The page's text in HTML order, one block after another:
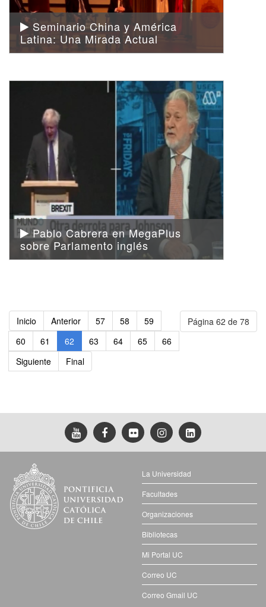
Seminario China y América
Latina: Una Mirada Actual
Pablo Cabrera en MegaPlus
sobre Parlamento inglés
Página 62 de 78
Inicio Anterior 57 58
59
60
61 62 63 64 65
66
Siguiente
Final
La Universidad
Facultades
Organizaciones
Bibliotecas
Mi Portal UC
Correo UC
Correo Gmail UC